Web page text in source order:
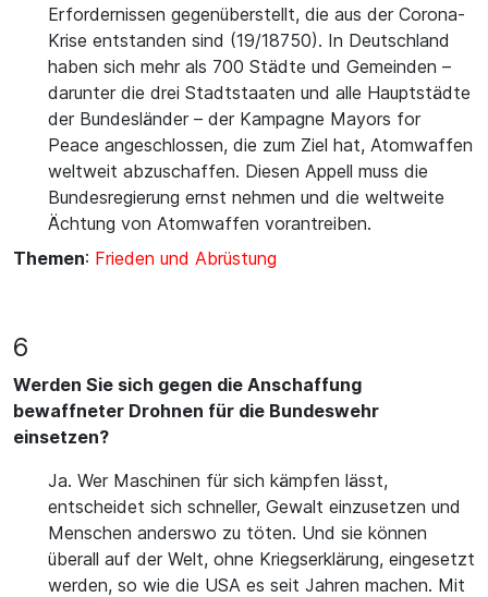
Erfordernissen gegenüberstellt, die aus der Corona-
Krise entstanden sind (19/18750). In Deutschland
haben sich mehr als 700 Städte und Gemeinden –
darunter die drei Stadtstaaten und alle Hauptstädte
der Bundesländer – der Kampagne Mayors for
Peace angeschlossen, die zum Ziel hat, Atomwaffen
weltweit abzuschaffen. Diesen Appell muss die
Bundesregierung ernst nehmen und die weltweite
Ächtung von Atomwaffen vorantreiben.
Themen: Frieden und Abrüstung
6
Werden Sie sich gegen die Anschaffung
bewaffneter Drohnen für die Bundeswehr
einsetzen?
Ja. Wer Maschinen für sich kämpfen lässt,
entscheidet sich schneller, Gewalt einzusetzen und
Menschen anderswo zu töten. Und sie können
überall auf der Welt, ohne Kriegserklärung, eingesetzt
werden, so wie die USA es seit Jahren machen. Mit